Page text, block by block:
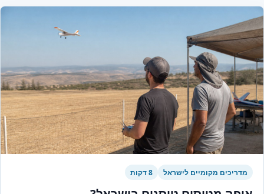
מדריכים מקומיים לישראל 8 דקות